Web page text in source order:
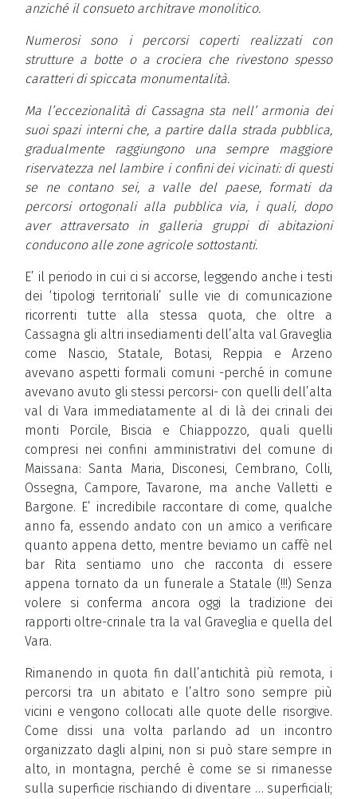
anziché il consueto architrave monolitico.
Numerosi sono i percorsi coperti realizzati con
strutture a botte o a crociera che rivestono spesso
caratteri di spiccata monumentalità.
Ma l’eccezionalità di Cassagna sta nell’ armonia dei
suoi spazi interni che, a partire dalla strada pubblica,
gradualmente raggiungono una sempre maggiore
riservatezza nel lambire i confini dei vicinati: di questi
se ne contano sei, a valle del paese, formati da
percorsi ortogonali alla pubblica via, i quali, dopo
aver attraversato in galleria gruppi di abitazioni
conducono alle zone agricole sottostanti.
E’ il periodo in cui ci si accorse, leggendo anche i testi
dei ‘tipologi territoriali’ sulle vie di comunicazione
ricorrenti tutte alla stessa quota, che oltre a
Cassagna gli altri insediamenti dell’alta val Graveglia
come Nascio, Statale, Botasi, Reppia e Arzeno
avevano aspetti formali comuni -perché in comune
avevano avuto gli stessi percorsi- con quelli dell’alta
val di Vara immediatamente al di là dei crinali dei
monti Porcile, Biscia e Chiappozzo, quali quelli
compresi nei confini amministrativi del comune di
Maissana: Santa Maria, Disconesi, Cembrano, Colli,
Ossegna, Campore, Tavarone, ma anche Valletti e
Bargone. E’ incredibile raccontare di come, qualche
anno fa, essendo andato con un amico a verificare
quanto appena detto, mentre beviamo un caffè nel
bar Rita sentiamo uno che racconta di essere
appena tornato da un funerale a Statale (!!!) Senza
volere si conferma ancora oggi la tradizione dei
rapporti oltre-crinale tra la val Graveglia e quella del
Vara.
Rimanendo in quota fin dall’antichità più remota, i
percorsi tra un abitato e l’altro sono sempre più
vicini e vengono collocati alle quote delle risorgive.
Come dissi una volta parlando ad un incontro
organizzato dagli alpini, non si può stare sempre in
alto, in montagna, perché è come se si rimanesse
sulla superficie rischiando di diventare … superficiali;